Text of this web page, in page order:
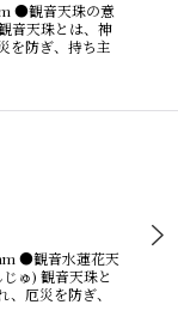
●観音天珠の意
音天珠とは、神
を防ぎ、持ち主
●観音水蓮花天
ゅ) 観音天珠と
厄災を防ぎ、